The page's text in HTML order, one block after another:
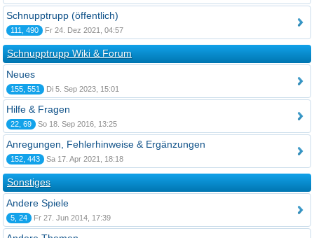
Schnupptrupp (öffentlich)
111, 490 Fr 24. Dez 2021, 04:57
Schnupptrupp Wiki & Forum
Neues
155, 551 Di 5. Sep 2023, 15:01
Hilfe & Fragen
22, 69 So 18. Sep 2016, 13:25
Anregungen, Fehlerhinweise & Ergänzungen
152, 443 Sa 17. Apr 2021, 18:18
Sonstiges
Andere Spiele
5, 24 Fr 27. Jun 2014, 17:39